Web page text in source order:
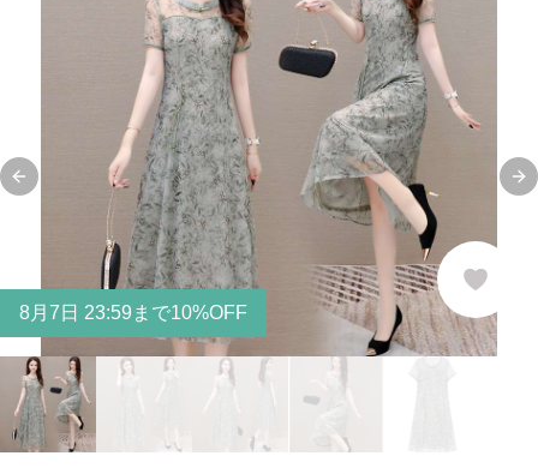
Previous slide
8月 7 日 23:59まで10%OFF